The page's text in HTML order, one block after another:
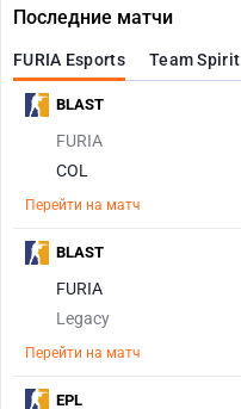
Последние матчи
FURIA Esports Team Spirit
FURIA
COL
Перейти на матч
BLAST
FURIA
Legacy
Перейти на матч
BLAST
EPL